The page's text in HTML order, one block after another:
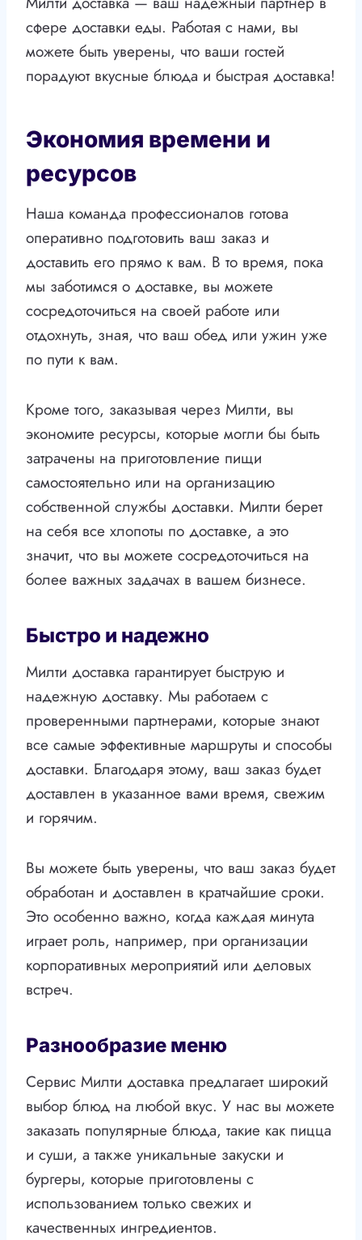
сфере доставки еды. Работая с нами, вы
можете быть уверены, что ваши гостей
порадуют вкусные блюда и быстрая доставка!
Экономия времени и
ресурсов
Наша команда профессионалов готова
оперативно подготовить ваш заказ и
доставить его прямо к вам. В то время, пока
мы заботимся о доставке, вы можете
сосредоточиться на своей работе или
отдохнуть, зная, что ваш обед или ужин уже
по пути к вам.
Кроме того, заказывая через Милти, вы
экономите ресурсы, которые могли бы быть
затрачены на приготовление пищи
самостоятельно или на организацию
собственной службы доставки. Милти берет
на себя все хлопоты по доставке, а это
значит, что вы можете сосредоточиться на
более важных задачах в вашем бизнесе.
Быстро и надежно
Милти доставка гарантирует быструю и
надежную доставку. Мы работаем с
проверенными партнерами, которые знают
все самые эффективные маршруты и способы
доставки. Благодаря этому, ваш заказ будет
доставлен в указанное вами время, свежим
и горячим.
Вы можете быть уверены, что ваш заказ будет
обработан и доставлен в кратчайшие сроки.
Это особенно важно, когда каждая минута
играет роль, например, при организации
корпоративных мероприятий или деловых
встреч.
Разнообразие меню
Сервис Милти доставка предлагает широкий
выбор блюд на любой вкус. У нас вы можете
заказать популярные блюда, такие как пицца
и суши, а также уникальные закуски и
бургеры, которые приготовлены с
использованием только свежих и
качественных ингредиентов.